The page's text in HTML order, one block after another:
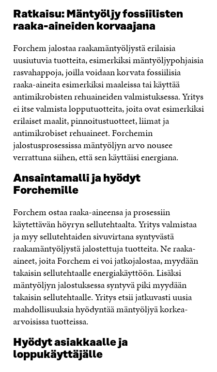
Ratkaisu: Mäntyöljy fossiilisten
raaka-aineiden korvaajana
Forchem jalostaa raakamäntyöljystä erilaisia
uusiutuvia tuotteita, esimerkiksi mäntyöljypohjaisia
rasvahappoja, joilla voidaan korvata fossiilisia
raaka-aineita esimerkiksi maaleissa tai käyttää
antimikrobisten rehuaineiden valmistuksessa. Yritys
ei itse valmista lopputuotteita, joita ovat esimerkiksi
erilaiset maalit, pinnoitustuotteet, liimat ja
antimikrobiset rehuaineet. Forchemin
jalostusprosessissa mäntyöljyn arvo nousee
verrattuna siihen, että sen käyttäisi energiana.
Ansaintamalli ja hyödyt
Forchemille
Forchem ostaa raaka-aineensa ja prosessiin
käytettävän höyryn sellutehtaalta. Yritys valmistaa
ja myy sellutehtaiden sivuvirtana syntyvästä
raakamäntyöljystä jalostettuja tuotteita. Ne raaka-
aineet, joita Forchem ei voi jatkojalostaa, myydään
takaisin sellutehtaalle energiakäyttöön. Lisäksi
mäntyöljyn jalostuksessa syntyvä piki myydään
takaisin sellutehtaalle. Yritys etsii jatkuvasti uusia
mahdollisuuksia hyödyntää mäntyöljyä korkea-
arvoisissa tuotteissa.
Hyödyt asiakkaalle ja
loppukäyttäjälle